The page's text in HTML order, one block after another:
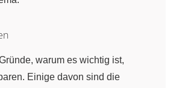
warum es wichtig ist,
Einige davon sind die